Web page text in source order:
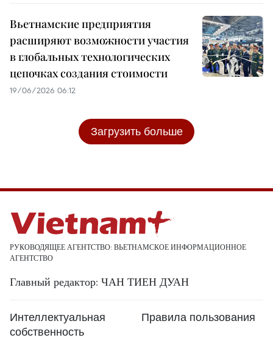
Вьетнамские предприятия
расширяют возможности участия
в глобальных технологических
цепочках создания стоимости
19/06/2026 06:12
Загрузить больше
РУКОВОДЯЩЕЕ АГЕНТСТВО: ВЬЕТНАМСКОЕ ИНФОРМАЦИОННОЕ
АГЕНТСТВО
Главный редактор: ЧАН ТИЕН ДУАН
Интеллектуальная
собственность
Правила пользования